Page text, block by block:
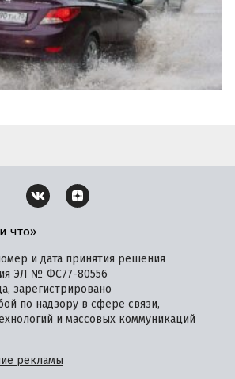
что»
и дата принятия решения
ЭЛ № ФС77-80556
зарегистрировано
по надзору в сфере связи,
и массовых коммуникаций
рекламы